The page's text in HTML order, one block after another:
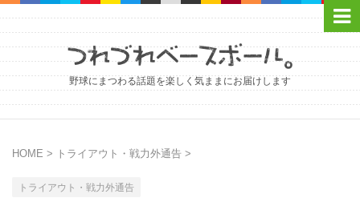
野球にまつわる話題を楽しく気ままにお届けします
HOME > トライアウト・戦力外通告 >
トライアウト・戦力外通告